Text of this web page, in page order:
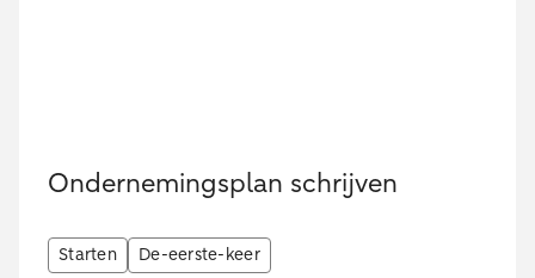
Ondernemingsplan schrijven
Starten De-eerste-keer